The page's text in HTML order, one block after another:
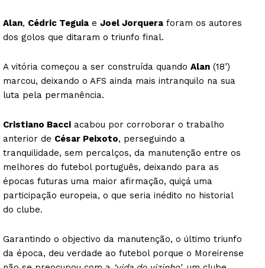
Alan, Cédric Teguia e Joel Jorquera foram os autores
dos golos que ditaram o triunfo final.
A vitória começou a ser construída quando Alan (18’)
marcou, deixando o AFS ainda mais intranquilo na sua
luta pela permanência.
Cristiano Bacci acabou por corroborar o trabalho
anterior de César Peixoto, perseguindo a
tranquilidade, sem percalços, da manutenção entre os
melhores do futebol português, deixando para as
épocas futuras uma maior afirmação, quiçá uma
participação europeia, o que seria inédito no historial
do clube.
Garantindo o objectivo da manutenção, o último triunfo
da época, deu verdade ao futebol porque o Moreirense